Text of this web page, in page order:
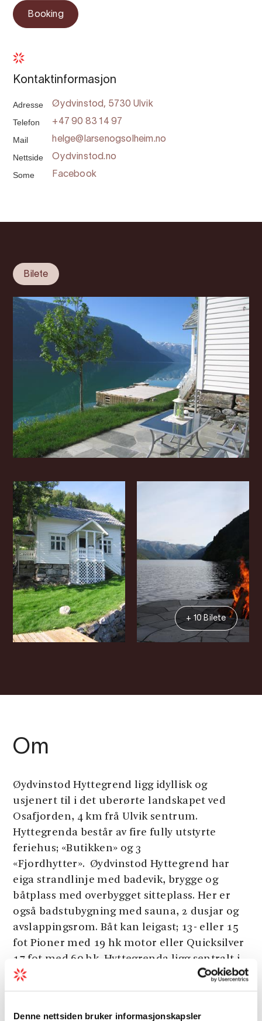
Denne nettsiden bruker informasjonskapsler
Booking
Kontaktinformasjon
Adresse Øydvinstod, 5730 Ulvik
Telefon +47 90 83 14 97
Mail helge@larsenogsolheim.no
Nettside Oydvinstod.no
Some Facebook
Bilete
+ 10 Bilete
Om
Øydvinstod Hyttegrend ligg idyllisk og
usjenert til i det uberørte landskapet ved
Osafjorden, 4 km frå Ulvik sentrum.
Hyttegrenda består av fire fully utstyrte
feriehus; «Butikken» og 3
«Fjordhytter». Øydvinstod Hyttegrend har
eiga strandlinje med badevik, brygge og
båtplass med overbygget sitteplass. Her er
også badstubygning med sauna, 2 dusjar og
avslappingsrom. Båt kan leigast; 13- eller 15
fot Pioner med 19 hk motor eller Quicksilver
17 fot med 60 hk. Hyttegrenda ligg sentralt i
Ulvik med gode tilhøve for tur og fiske, men